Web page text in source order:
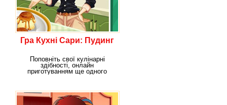
Гра Кухні Сари: Пудинг
Поповніть свої кулінарні
здібності, онлайн
приготуванням ще одного